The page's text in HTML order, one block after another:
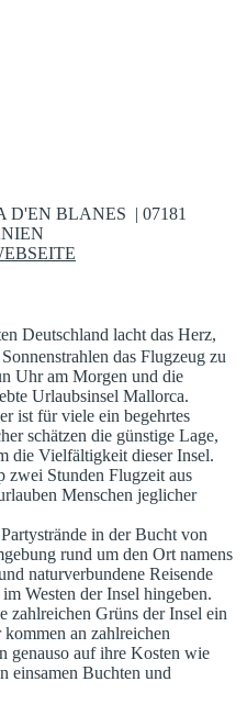
D'EN BLANES | 07181
Deutschland lacht das Herz,
das Flugzeug zu
Uhr am Morgen und die
Urlaubsinsel Mallorca.
ist für viele ein begehrtes
schätzen die günstige Lage,
die Vielfältigkeit dieser Insel.
zwei Stunden Flugzeit aus
Menschen jeglicher
in der Bucht von
rund um den Ort namens
naturverbundene Reisende
Westen der Insel hingeben.
zahlreichen Grüns der Insel ein
an zahlreichen
genauso auf ihre Kosten wie
einsamen Buchten und